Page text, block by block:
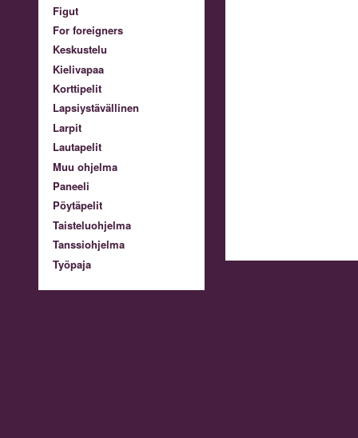
Figut
For foreigners
Keskustelu
Kielivapaa
Korttipelit
Lapsiystävällinen
Larpit
Lautapelit
Muu ohjelma
Paneeli
Pöytäpelit
Taisteluohjelma
Tanssiohjelma
Työpaja